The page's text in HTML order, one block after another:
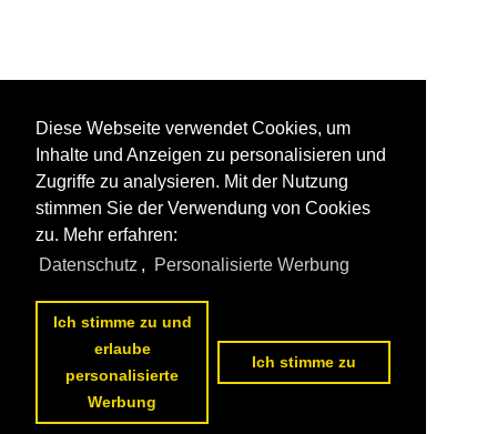
Diese Webseite verwendet Cookies, um
Inhalte und Anzeigen zu personalisieren und
Zugriffe zu analysieren. Mit der Nutzung
stimmen Sie der Verwendung von Cookies
zu. Mehr erfahren:
Datenschutz , Personalisierte Werbung
Ich stimme zu und
erlaube
personalisierte
Werbung
Ich stimme zu